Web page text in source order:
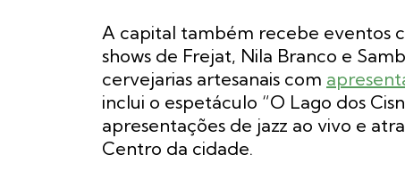
A capital também recebe eventos
shows de Frejat, Nila Branco e
cervejarias artesanais com
inclui o espetáculo “O Lago dos
apresentações de jazz ao vivo e
Centro da cidade.